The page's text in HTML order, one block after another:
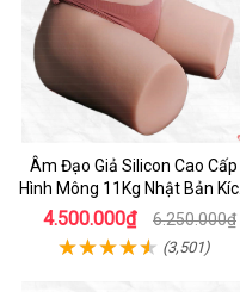
Âm Đạo Giả Silicon Cao Cấp
Hình Mông 11Kg Nhật Bản Kích
Thước Như Thật
4.500.000₫ 6.250.000₫
(3,501)